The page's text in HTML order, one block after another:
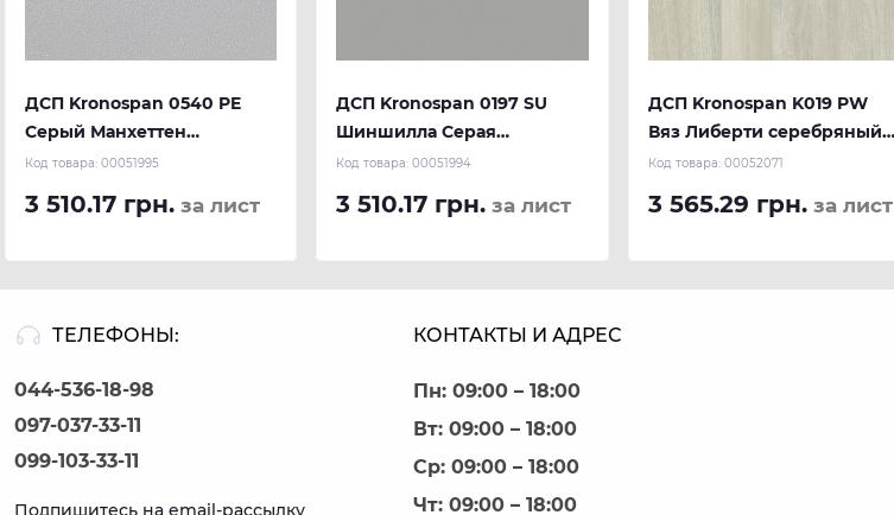
ДСП Kronospan 0540 PE
Серый Манхеттен
2800x2070x18 мм
Код товара: 00051995
3 510.17 грн. за лист
ДСП Kronospan 0197 SU
Шиншилла Серая
2800x2070x18 мм
Код товара:00051994
3 510.17 грн. за лист
ДСП Kronospan K019 PW
Вяз Либерти серебряный
2800x2070x18 мм
Код товара: 00052071
3 565.29 грн.за лист
ТЕЛЕФОНЫ:
044-536-18-98
097-037-33-11
099-103-33-11
Подпишитесь на email-рассылку
КОНТАКТЫ И АДРЕС
Пн: 09:00 – 18:00
Вт: 09:00 – 18:00
Ср: 09:00 – 18:00
Чт: 09:00 – 18:00